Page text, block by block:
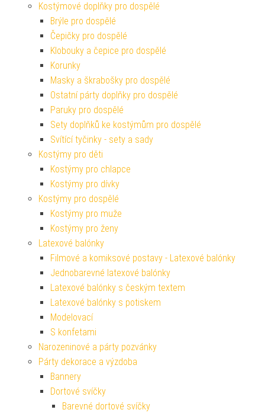
Kostýmové doplňky pro dospělé
Brýle pro dospělé
Čepičky pro dospělé
Klobouky a čepice pro dospělé
Korunky
Masky a škrabošky pro dospělé
Ostatní párty doplňky pro dospělé
Paruky pro dospělé
Sety doplňků ke kostýmům pro dospělé
Svítící tyčinky - sety a sady
Kostýmy pro děti
Kostýmy pro chlapce
Kostýmy pro dívky
Kostýmy pro dospělé
Kostýmy pro muže
Kostýmy pro ženy
Latexové balónky
Filmové a komiksové postavy - Latexové balónky
Jednobarevné latexové balónky
Latexové balónky s českým textem
Latexové balónky s potiskem
Modelovací
S konfetami
Narozeninové a párty pozvánky
Párty dekorace a výzdoba
Bannery
Dortové svíčky
Barevné dortové svíčky